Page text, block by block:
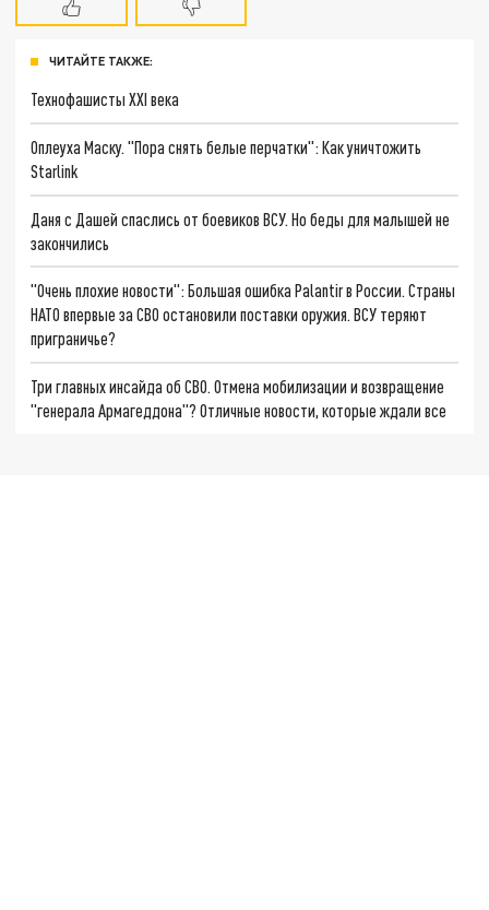
ЧИТАЙТЕ ТАКЖЕ:
Технофашисты XXI века
Оплеуха Маску. "Пора снять белые перчатки": Как уничтожить
Starlink
Даня с Дашей спаслись от боевиков ВСУ. Но беды для малышей не
закончились
"Очень плохие новости": Большая ошибка Palantir в России. Страны
НАТО впервые за СВО остановили поставки оружия. ВСУ теряют
приграничье?
Три главных инсайда об СВО. Отмена мобилизации и возвращение
"генерала Армагеддона"? Отличные новости, которые ждали все